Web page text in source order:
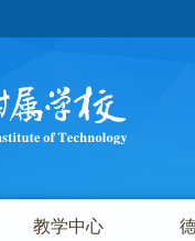
教学中心